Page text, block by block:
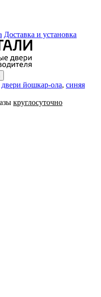
Доставка и установка
двери йошкар-ола, синяя
круглосуточно